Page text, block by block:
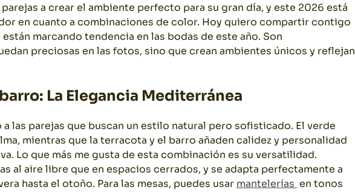
a crear el ambiente perfecto para su gran día, y este 2026 está
en cuanto a combinaciones de color. Hoy quiero compartir contigo
marcando tendencia en las bodas de este año. Son
preciosas en las fotos, sino que crean ambientes únicos y reflejan
La Elegancia Mediterránea
las parejas que buscan un estilo natural pero sofisticado. El verde
mientras que la terracota y el barro añaden calidez y personalidad
Lo que más me gusta de esta combinación es su versatilidad.
al aire libre que en espacios cerrados, y se adapta perfectamente a
hasta el otoño. Para las mesas, puedes usar mantelerías en tonos